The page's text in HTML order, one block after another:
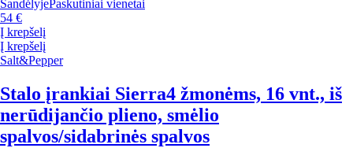
SandėlyjePaskutiniai vienetai
54 €
Į krepšelį
Į krepšelį
Salt&Pepper
Stalo įrankiai Sierra4 žmonėms, 16 vnt., iš
nerūdijančio plieno, smėlio
spalvos/sidabrinės spalvos